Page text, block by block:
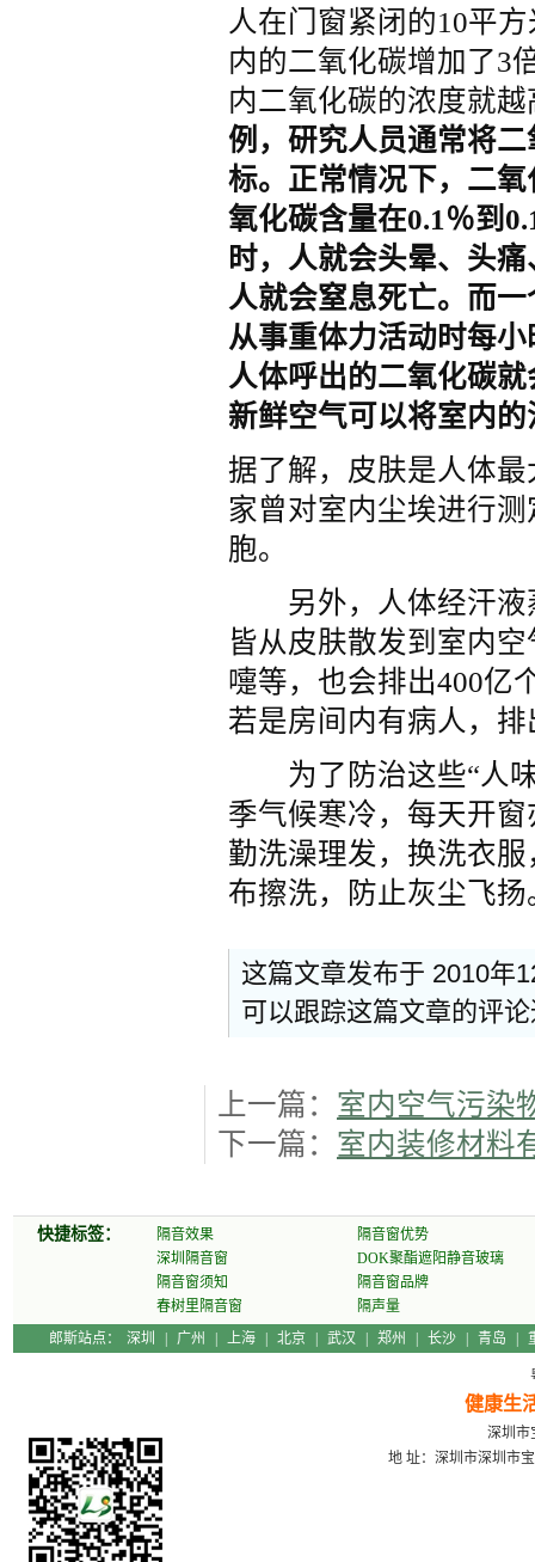
人在门窗紧闭的10平
内的二氧化碳增加了3
内二氧化碳的浓度就
例，研究人员通常将
标。正常情况下，二
氧化碳含量在0.1％到
时，人就会头晕、头
人就会窒息死亡。而
从事重体力活动时每小
人体呼出的二氧化碳
新鲜空气可以将室内
据了解，皮肤是人体
家曾对室内尘埃进行
胞。
另外，人体经汗液
皆从皮肤散发到室内
嚏等，也会排出400亿
若是房间内有病人，
为了防治这些“人味
季气候寒冷，每天开
勤洗澡理发，换洗衣
布擦洗，防止灰尘飞扬
这篇文章发布于 2010年
可以跟踪这篇文章的评
上一篇： 室内空气污染
下一篇： 室内装修材料
快捷标签： 隔音效果
隔音窗优势
深圳隔音窗
DOK聚酯遮阳静音玻璃
隔音窗须知
隔音窗品牌
春树里隔音窗
隔声量
郎斯站点：
深圳 广州 上海 北京 武汉 郑州 长沙 青岛
健康生
深圳市
地 址：深圳市深圳市